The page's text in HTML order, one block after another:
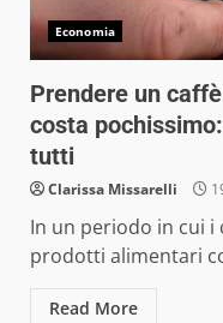
Economia
Prendere un
costa
tutti
Clarissa Missarelli
In un periodo in cui
prodotti alimentari
Read More